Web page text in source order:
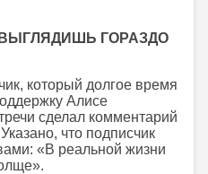
ГОРАЗДО
который долгое время
Алисе
сделал комментарий
что подписчик
«В реальной жизни